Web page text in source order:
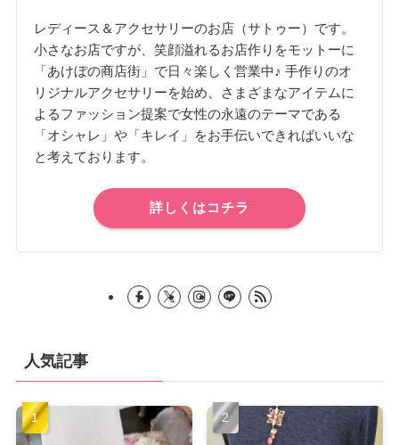
レディース＆アクセサリーのお店（サトゥー）です。
小さなお店ですが、笑顔溢れるお店作りをモットーに
「あけぼの商店街」で日々楽しく営業中♪ 手作りのオ
リジナルアクセサリーを始め、さまざまなアイテムに
よるファッション提案で女性の永遠のテーマである
「オシャレ」や「キレイ」をお手伝いできればいいな
と考えております。
詳しくはコチラ
人気記事